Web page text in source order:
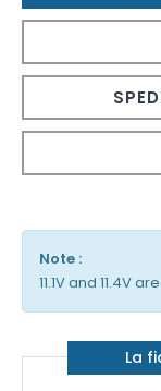
Note :
11.1V and 11.4V
La